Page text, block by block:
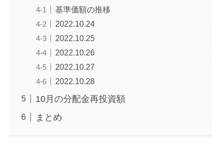
基準価額の推移
2022.10.24
2022.10.25
2022.10.26
2022.10.27
2022.10.28
10月の分配金再投資額
まとめ